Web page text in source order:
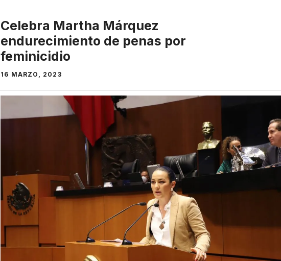
Celebra Martha Márquez
endurecimiento de penas por
feminicidio
16 MARZO, 2023